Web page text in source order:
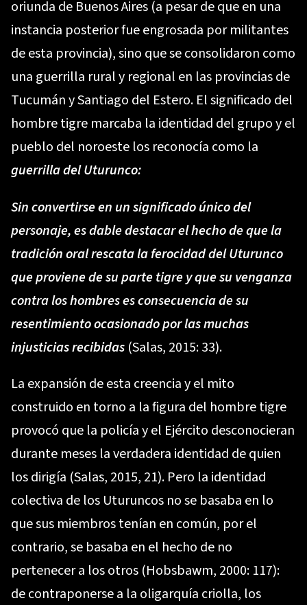
oriunda de Buenos Aires (a pesar de que en una
instancia posterior fue engrosada por militantes
de esta provincia), sino que se consolidaron como
una guerrilla rural y regional en las provincias de
Tucumán y Santiago del Estero. El significado del
hombre tigre marcaba la identidad del grupo y el
pueblo del noroeste los reconocía como la
guerrilla del Uturunco:
Sin convertirse en un significado único del
personaje, es dable destacar el hecho de que la
tradición oral rescata la ferocidad del Uturunco
que proviene de su parte tigre y que su venganza
contra los hombres es consecuencia de su
resentimiento ocasionado por las muchas
injusticias recibidas (Salas, 2015: 33).
La expansión de esta creencia y el mito
construido en torno a la figura del hombre tigre
provocó que la policía y el Ejército desconocieran
durante meses la verdadera identidad de quien
los dirigía (Salas, 2015, 21). Pero la identidad
colectiva de los Uturuncos no se basaba en lo
que sus miembros tenían en común, por el
contrario, se basaba en el hecho de no
pertenecer a los otros (Hobsbawm, 2000: 117):
de contraponerse a la oligarquía criolla, los